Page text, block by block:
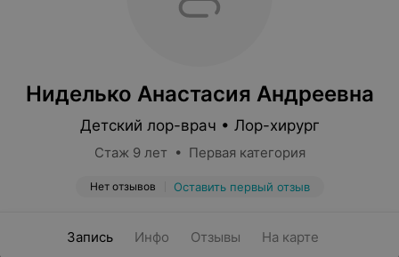
Ниделько Анастасия Андреевна
Детский лор-врач • Лор-хирург
Стаж 9 лет • Первая категория
Нет отзывов Оставить первый отзыв
Запись Инфо Отзывы На карте